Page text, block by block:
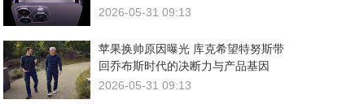
光基材
2026-05-31 09:13
苹果换帅原因曝光 库克希望特努斯带
回乔布斯时代的决断力与产品基因
2026-05-31 09:13